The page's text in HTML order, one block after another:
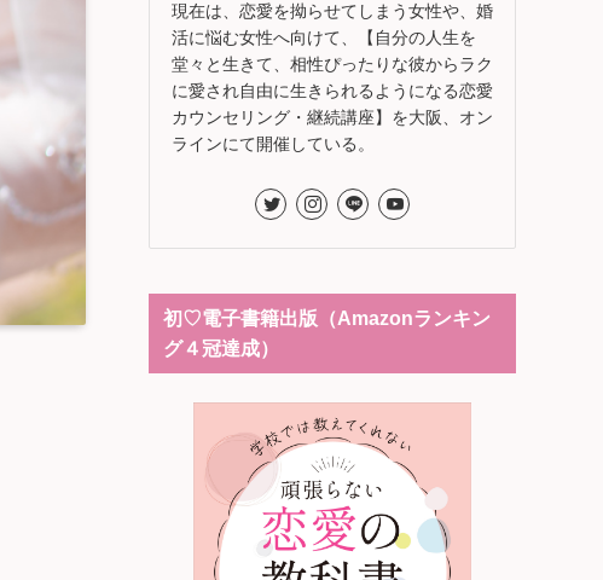
現在は、恋愛を拗らせてしまう女性や、婚
活に悩む女性へ向けて、【自分の人生を
堂々と生きて、相性ぴったりな彼からラク
に愛され自由に生きられるようになる恋愛
カウンセリング・継続講座】を大阪、オン
ラインにて開催している。
初♡電子書籍出版（Amazonランキン
グ４冠達成）